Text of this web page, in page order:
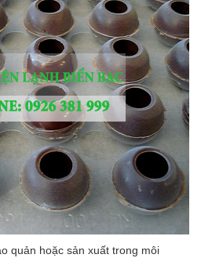
quản hoặc sản xuất trong môi